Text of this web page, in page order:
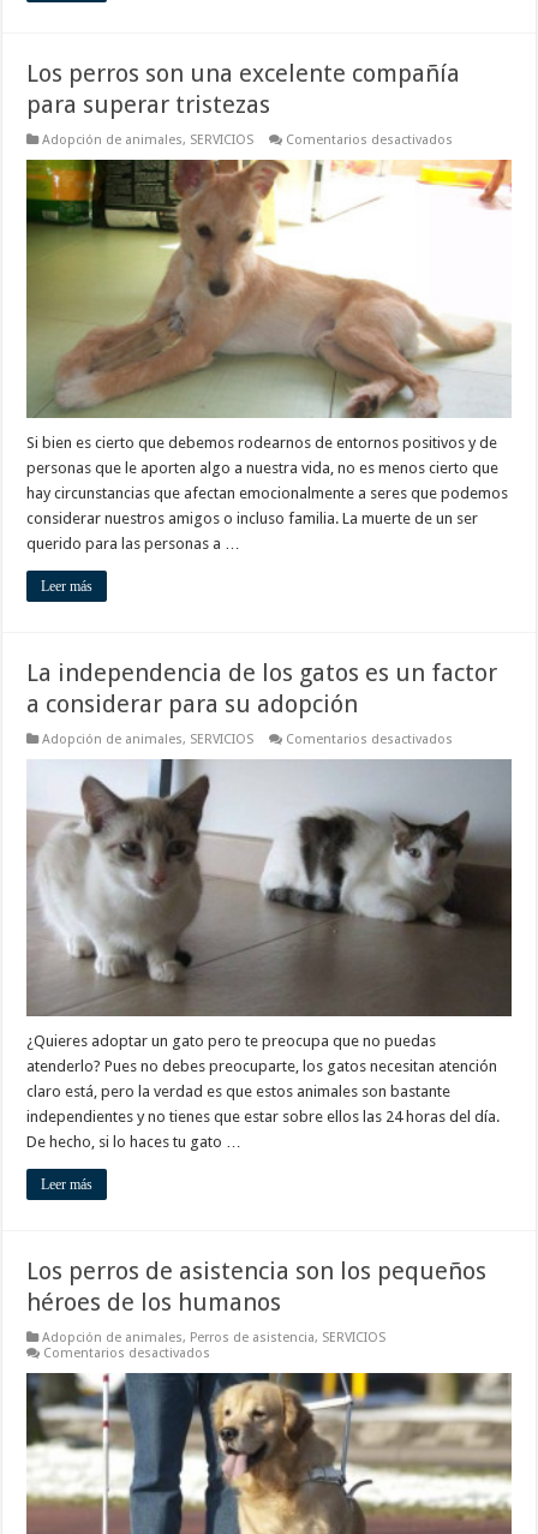
Los perros son una excelente compañía
para superar tristezas
Adopción de animales, SERVICIOS Comentarios desactivados
perros
son
Si bien es cierto que debemos rodearnos de entornos positivos y de
personas que le aporten algo a nuestra vida, no es menos cierto que
hay circunstancias que afectan emocionalmente a seres que podemos
considerar nuestros amigos o incluso familia. La muerte de un ser
querido para las personas a …
Leer más
La independencia de los gatos es un factor
a considerar para su adopción
Adopción de animales, SERVICIOS Comentarios desactivados
gatos
es
un
factor
considerar
su
¿Quieres adoptar un gato pero te preocupa que no puedas
atenderlo? Pues no debes preocuparte, los gatos necesitan atención
claro está, pero la verdad es que estos animales son bastante
independientes y no tienes que estar sobre ellos las 24 horas del día.
De hecho, si lo haces tu gato …
Leer más
Los perros de asistencia son los pequeños
héroes de los humanos
Adopción de animales, Perros de asistencia, SERVICIOS
Comentarios desactivados
perros
de
asistencia
son
los
pequeños
héroes
de
los
humanos